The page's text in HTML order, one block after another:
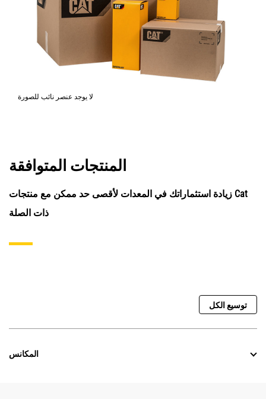
لا يوجد عنصر نائب للصورة
المنتجات المتوافقة
زيادة استثماراتك في المعدات لأقصى حد ممكن مع منتجات Cat
ذات الصلة
توسيع الكل
المكانس